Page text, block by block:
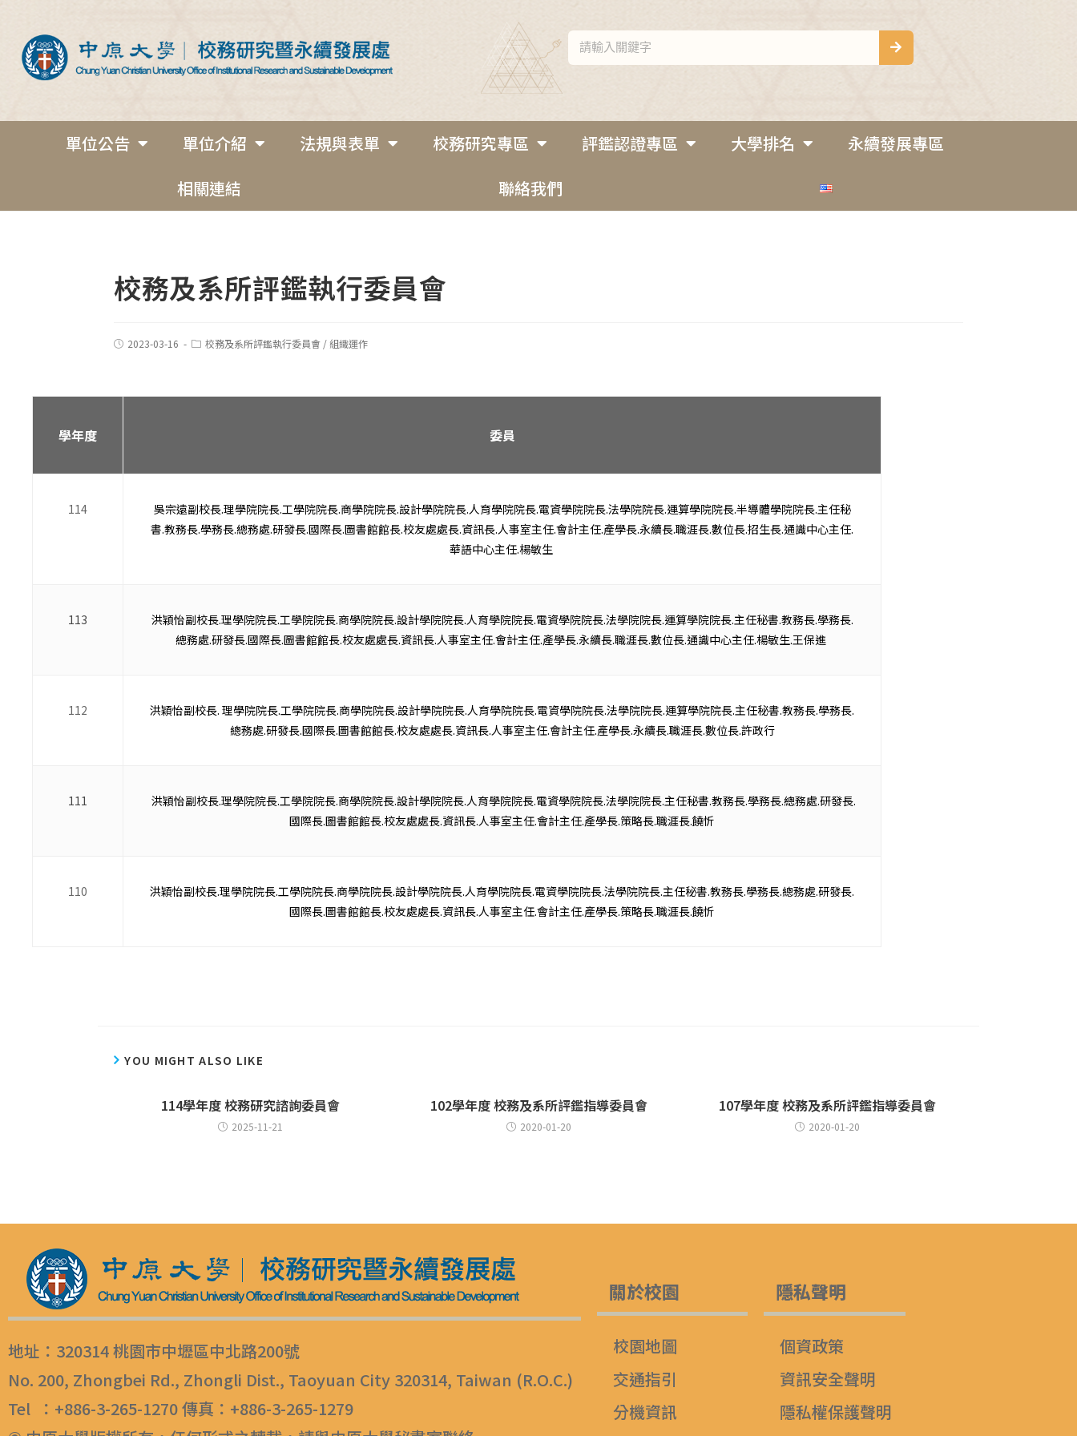
單位公告 單位介紹 法規與表單 校務研究專區 評鑑認證專區 大學排名
永續發展專區
相關連結
聯絡我們
校務及系所評鑑執行委員會
2023-03-16 校務及系所評鑑執行委員會 /組織運作
學年度 委員
114
吳宗遠副校長.理學院院長.工學院院長.商學院院長.設計學院院長.人育學院院長.電資學院院長.法學院院長.運算學院院長.半導體學院院長.主任秘
書.教務長.學務長.總務處.研發長.國際長.圖書館館長.校友處處長.資訊長.人事室主任.會計主任.產學長.永續長.職涯長.數位長.招生長.通識中心主任.
華語中心主任.楊敏生
113
洪穎怡副校長.理學院院長.工學院院長.商學院院長.設計學院院長.人育學院院長.電資學院院長.法學院院長.運算學院院長.主任秘書.教務長.學務長.
總務處.研發長.國際長.圖書館館長.校友處處長.資訊長.人事室主任.會計主任.產學長.永續長.職涯長.數位長.通識中心主任.楊敏生.王保進
112
洪穎怡副校長. 理學院院長.工學院院長.商學院院長.設計學院院長.人育學院院長.電資學院院長.法學院院長.運算學院院長.主任秘書.教務長.學務長.
總務處.研發長.國際長.圖書館館長.校友處處長.資訊長.人事室主任.會計主任.產學長.永續長.職涯長.數位長.許政行
111
洪穎怡副校長.理學院院長.工學院院長.商學院院長.設計學院院長.人育學院院長.電資學院院長.法學院院長.主任秘書.教務長.學務長.總務處.研發長.
國際長.圖書館館長.校友處處長.資訊長.人事室主任.會計主任.產學長.策略長.職涯長.饒忻
110
洪穎怡副校長.理學院院長.工學院院長.商學院院長.設計學院院長.人育學院院長.電資學院院長.法學院院長.主任秘書.教務長.學務長.總務處.研發長.
國際長.圖書館館長.校友處處長.資訊長.人事室主任.會計主任.產學長.策略長.職涯長.饒忻
YOU MIGHT ALSO LIKE
114學年度 校務研究諮詢委員會
2025-11-21
102學年度 校務及系所評鑑指導委員會
2020-01-20
107學年度 校務及系所評鑑指導委員會
2020-01-20
地址：320314 桃園市中壢區中北路200號
No. 200, Zhongbei Rd., Zhongli Dist., Taoyuan City 320314, Taiwan (R.O.C.)
Tel ：+886-3-265-1270 傳真：+886-3-265-1279
關於校園
校園地圖
交通指引
分機資訊
隱私聲明
個資政策
資訊安全聲明
隱私權保護聲明